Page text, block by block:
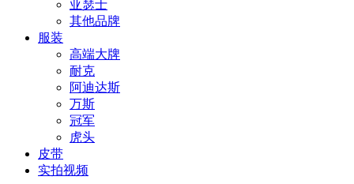
亚瑟士
其他品牌
服装
高端大牌
耐克
阿迪达斯
万斯
冠军
虎头
皮带
实拍视频